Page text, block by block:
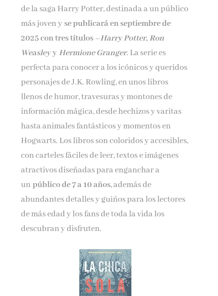
de la saga Harry Potter, destinada a un público
más joven yse publicará en septiembre de
2025 con tres títulos –Harry Potter,Ron
WeasleyyHermione Granger. La serie es
perfecta para conocer a los icónicos y queridos
personajes de J.K. Rowling, en unos libros
llenos de humor, travesuras y montones de
información mágica, desde hechizos y varitas
hasta animales fantásticos y momentos en
Hogwarts. Los libros son coloridos y accesibles,
con carteles fáciles de leer, textos e imágenes
atractivos diseñadas para enganchar a
unpúblico de 7 a 10 años, además de
abundantes detalles y guiños para los lectores
de más edad y los fans de toda la vida los
descubran y disfruten.